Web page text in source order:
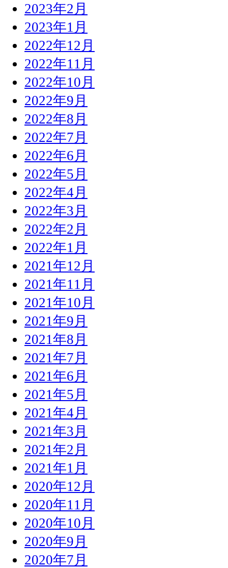
2023年2月
2023年1月
2022年12月
2022年11月
2022年10月
2022年9月
2022年8月
2022年7月
2022年6月
2022年5月
2022年4月
2022年3月
2022年2月
2022年1月
2021年12月
2021年11月
2021年10月
2021年9月
2021年8月
2021年7月
2021年6月
2021年5月
2021年4月
2021年3月
2021年2月
2021年1月
2020年12月
2020年11月
2020年10月
2020年9月
2020年7月